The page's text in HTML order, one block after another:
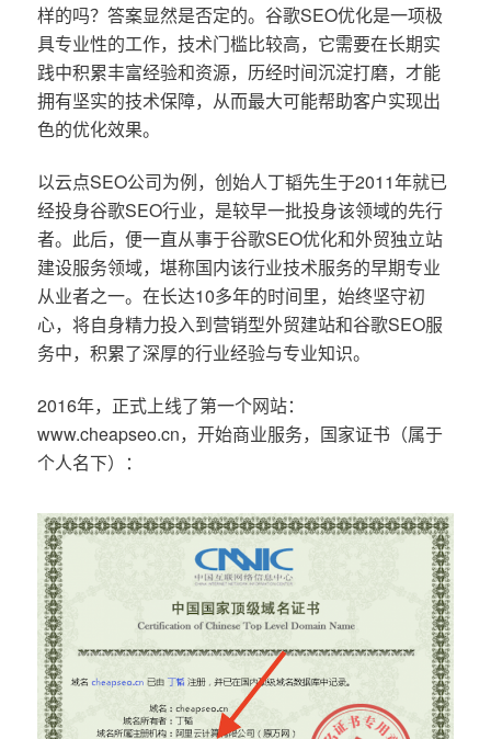
样的吗？答案显然是否定的。谷歌SEO优化是一项极
具专业性的工作，技术门槛比较高，它需要在长期实
践中积累丰富经验和资源，历经时间沉淀打磨，才能
拥有坚实的技术保障，从而最大可能帮助客户实现出
色的优化效果。
以云点SEO公司为例，创始人丁韬先生于2011年就已
经投身谷歌SEO行业，是较早一批投身该领域的先行
者。此后，便一直从事于谷歌SEO优化和外贸独立站
建设服务领域，堪称国内该行业技术服务的早期专业
从业者之一。在长达10多年的时间里，始终坚守初
心，将自身精力投入到营销型外贸建站和谷歌SEO服
务中，积累了深厚的行业经验与专业知识。
2016年，正式上线了第一个网站：
www.cheapseo.cn，开始商业服务，国家证书（属于
个人名下）：